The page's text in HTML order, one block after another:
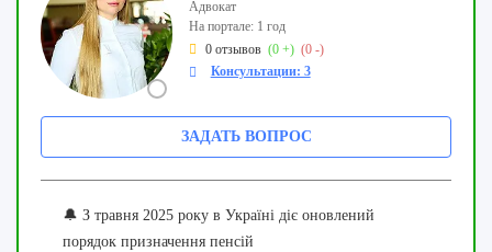
Адвокат
На портале: 1 год
0 отзывов (0 +) (0 -)
Консультации: 3
ЗАДАТЬ ВОПРОС
🔔 З травня 2025 року в Україні діє оновлений
порядок призначення пенсій